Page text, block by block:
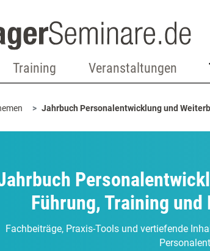
Training Veranstaltungen
Jahrbuch Personalentwicklung und
Führung, Training
Fachbeiträge, Praxis-Tools und vertiefende